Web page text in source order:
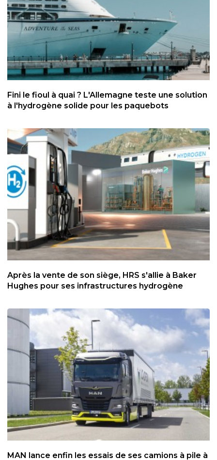
Fini le fioul à quai ? L'Allemagne teste une solution
à l'hydrogène solide pour les paquebots
Après la vente de son siège, HRS s'allie à Baker
Hughes pour ses infrastructures hydrogène
MAN lance enfin les essais de ses camions à pile à